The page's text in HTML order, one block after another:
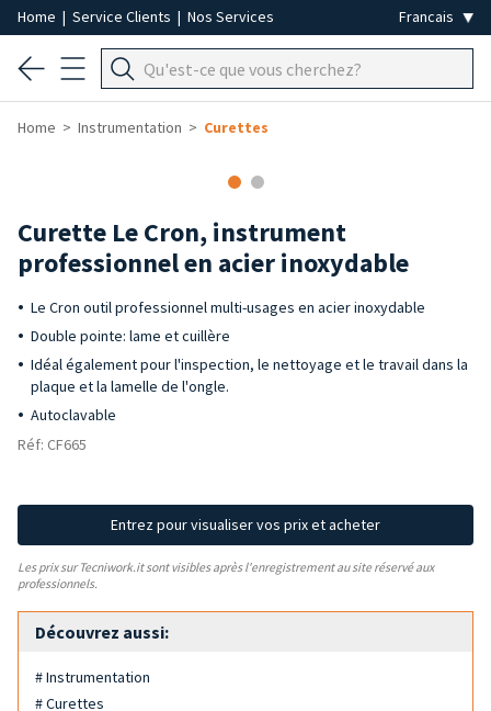
Home | Service Clients | Nos Services
Home Instrumentation Curettes
Curette Le Cron, instrument
professionnel en acier inoxydable
Le Cron outil professionnel multi-usages en acier inoxydable
Double pointe: lame et cuillère
Idéal également pour l'inspection, le nettoyage et le travail dans la
plaque et la lamelle de l'ongle.
Autoclavable
Réf: CF665
Entrez pour visualiser vos prix et acheter
Les prix sur Tecniwork.it sont visibles après l'enregistrement au site réservé aux
professionnels.
Découvrez aussi:
# Instrumentation
# Curettes